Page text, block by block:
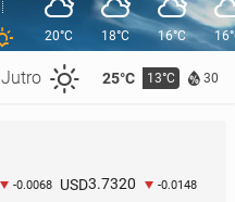
Jutro 25°C 13°C 30
20°C 18°C 16°C
-0.0068 USD3.7320 -0.0148